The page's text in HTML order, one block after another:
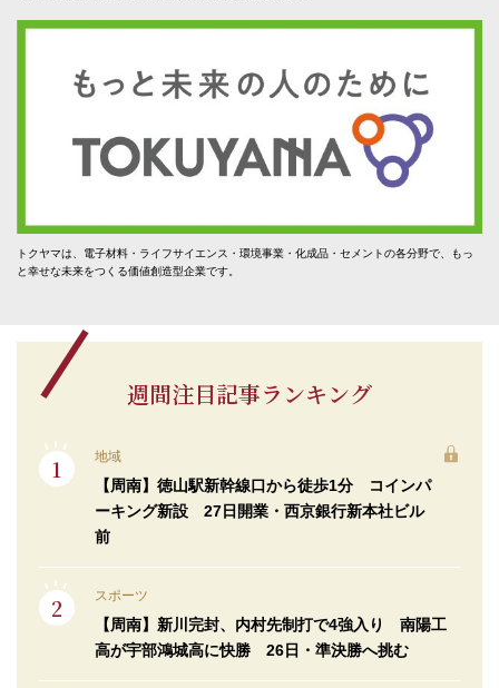
トクヤマは、電子材料・ライフサイエンス・環境事業・化成品・セメントの各分野で、もっ
と幸せな未来をつくる価値創造型企業です。
週間注目記事ランキング
地域
【周南】徳山駅新幹線口から徒歩1分 コインパ
ーキング新設 27日開業・西京銀行新本社ビル
前
スポーツ
【周南】新川完封、内村先制打で4強入り 南陽工
高が宇部鴻城高に快勝 26日・準決勝へ挑む